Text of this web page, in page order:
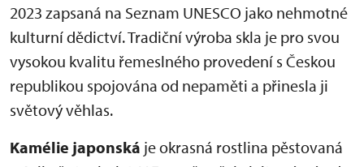
2023 zapsaná na Seznam UNESCO jako nehmotné
kulturní dědictví. Tradiční výroba skla je pro svou
vysokou kvalitu řemeslného provedení s Českou
republikou spojována od nepaměti a přinesla ji
světový věhlas.
Kamélie japonská je okrasná rostlina pěstovaná